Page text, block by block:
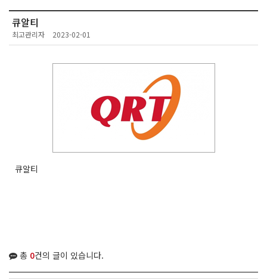
큐알티
최고관리자 2023-02-01
큐알티
총 0건의 글이 있습니다.